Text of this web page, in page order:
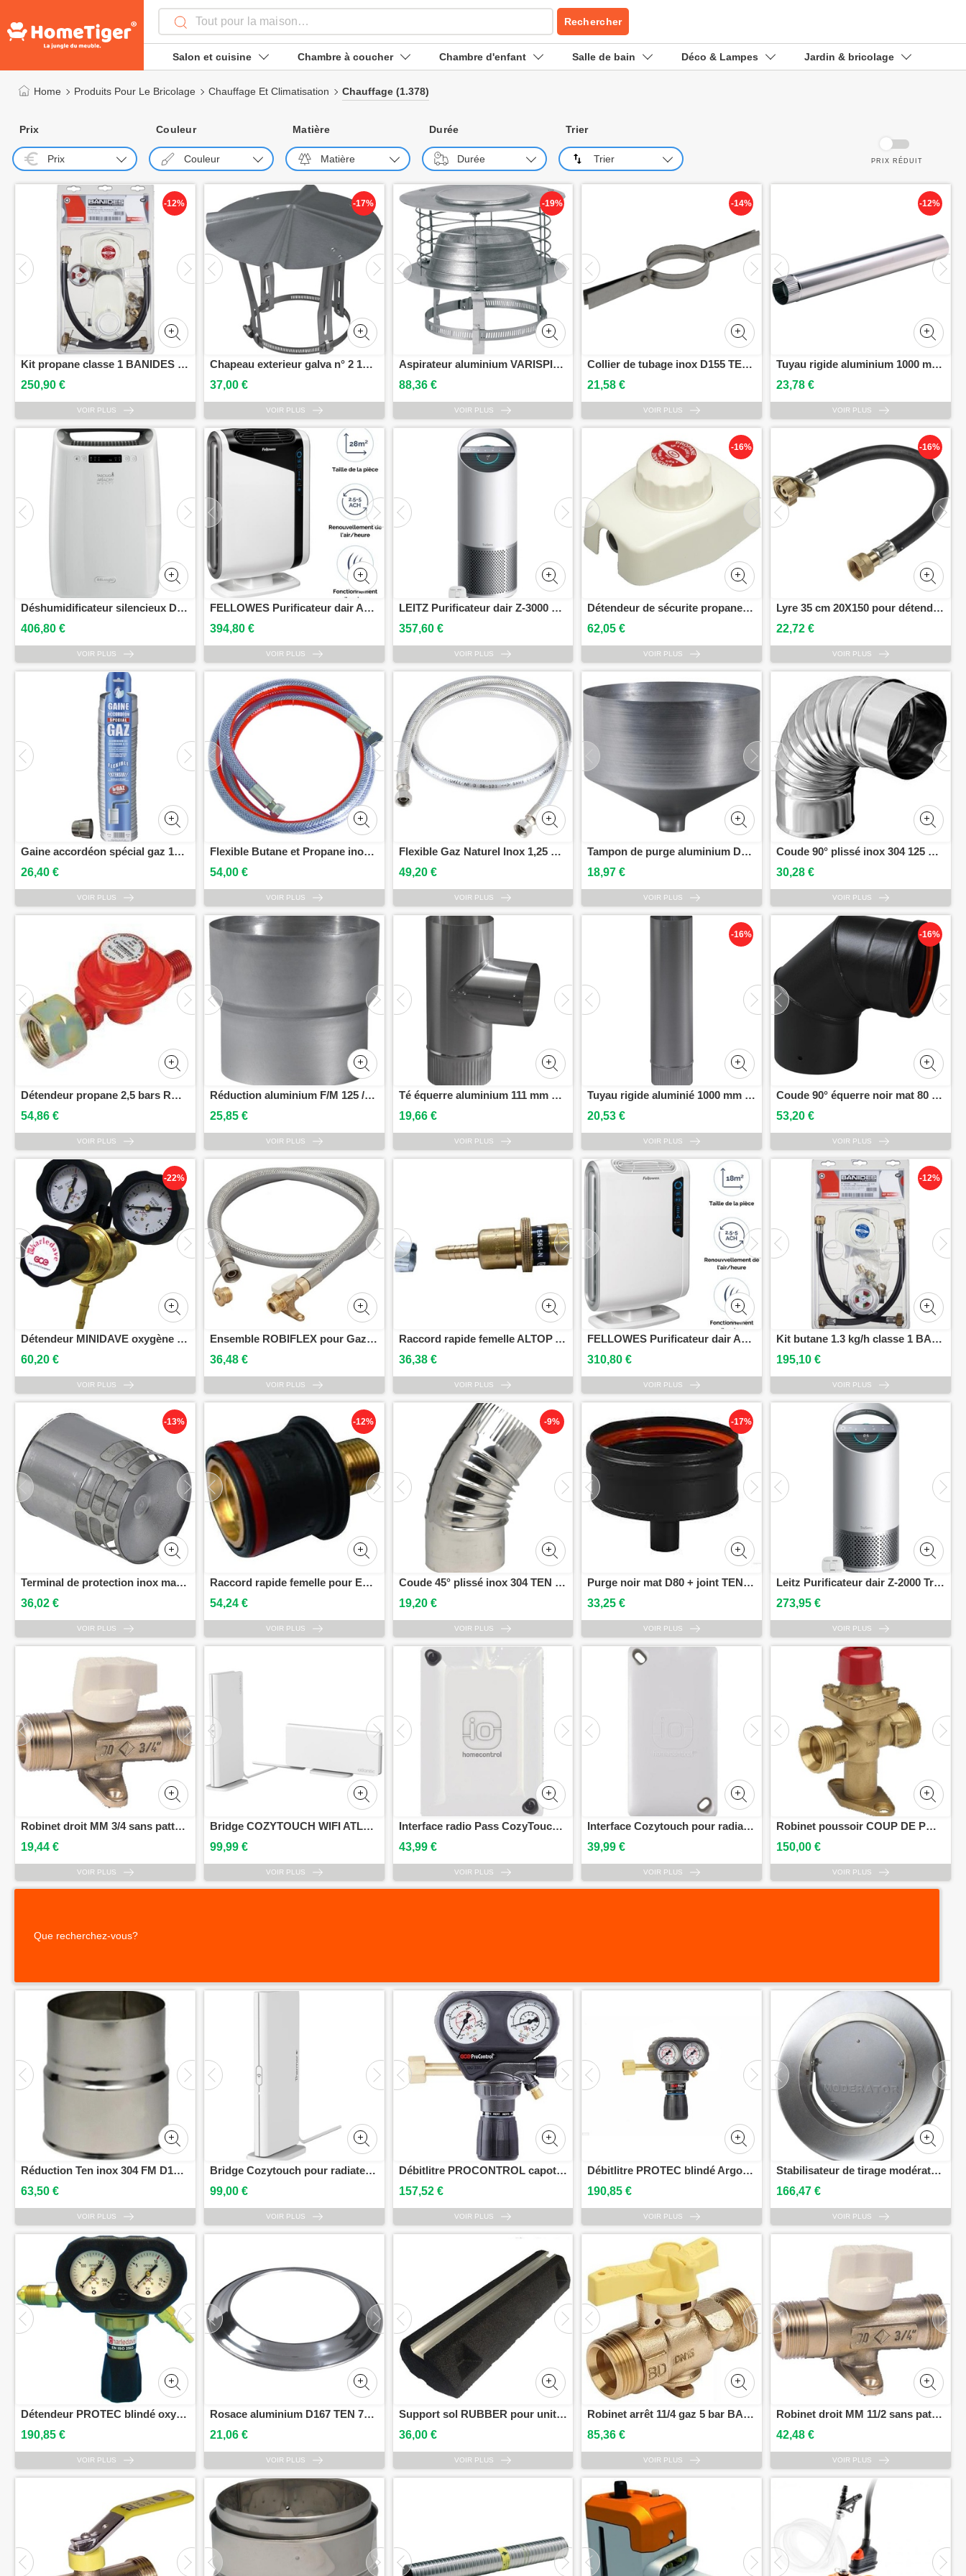
Rechercher
Salon et cuisine Chambre à coucher Chambre d'enfant Salle de bain Déco & Lampes Jardin & bricolage
Home Produits Pour Le Bricolage Chauffage Et Climatisation Chauffage (1.378)
Prix
Prix
Couleur
Couleur
Matière
Matière
Durée
Durée
Trier
Trier PRIX ​​RÉDUIT
-12%
Kit propane classe 1 BANIDES B146600
250,90 €
VOIR PLUS
-17%
Chapeau exterieur galva n° 2 125/139 TEN 570002
37,00 €
VOIR PLUS
-19%
Aspirateur aluminium VARISPIR D flexible 110/125 D rigide 111/139 TEN 401002
88,36 €
VOIR PLUS
-14%
Collier de tubage inox D155 TEN 66155
21,58 €
VOIR PLUS
-12%
Tuyau rigide aluminium 1000 mm D111 TEN 901111
23,78 €
VOIR PLUS
Déshumidificateur silencieux DEXD 214 RF DeLonghi
406,80 €
VOIR PLUS
FELLOWES Purificateur dair AeraMax DX95 pour pièce 28 - 42 m²
394,80 €
VOIR PLUS
LEITZ Purificateur dair Z-3000 TruSens pour pièce 70 m²
357,60 €
VOIR PLUS
-16%
Détendeur de sécurite propane récipient 3kg 37 mbar BANIDES B147703
62,05 €
VOIR PLUS
-16%
Lyre 35 cm 20X150 pour détendeur gaz BANIDES B88600
22,72 €
VOIR PLUS
Gaine accordéon spécial gaz 125/131 mm +raccord TEN 15125
26,40 €
VOIR PLUS
Flexible Butane et Propane inox 1m50 GARIS F02BPIXL150
54,00 €
VOIR PLUS
Flexible Gaz Naturel Inox 1,25 m GARIS F02GNIXL125
49,20 €
VOIR PLUS
Tampon de purge aluminium D111 mm TEN 900111
18,97 €
VOIR PLUS
Coude 90° plissé inox 304 125 mm TEN - 362125
30,28 €
VOIR PLUS
Détendeur propane 2,5 bars ROTHENBERGER 30925
54,86 €
VOIR PLUS
Réduction aluminium F/M 125 /83 TEN 592583
25,85 €
VOIR PLUS
Té équerre aluminium 111 mm TEN 694111
19,66 €
VOIR PLUS
-16%
Tuyau rigide aluminié 1000 mm D111 TEN 701111
20,53 €
VOIR PLUS
-16%
Coude 90° équerre noir mat 80 TEN 342429
53,20 €
VOIR PLUS
-22%
Détendeur MINIDAVE oxygène GCE CHARLEDAVE 0760548
60,20 €
VOIR PLUS
Ensemble ROBIFLEX pour Gaz Naturel 1/2 (ROAI+ flexible + bouchon) 1 m 50 BANIDES 239105
36,48 €
VOIR PLUS
Raccord rapide femelle ALTOP ALBEE EXELTOP argon AIR LIQUIDE 183279
36,38 €
VOIR PLUS
FELLOWES Purificateur dair AeraMax DX55 pour pièce 18 - 28 m²
310,80 €
VOIR PLUS
-12%
Kit butane 1.3 kg/h classe 1 BANIDES B127450
195,10 €
VOIR PLUS
-13%
Terminal de protection inox male 80 mm TEN 275001
36,02 €
VOIR PLUS
-12%
Raccord rapide femelle pour EXELTOP acétalyne AIR LIQUIDE 169947
54,24 €
VOIR PLUS
-9%
Coude 45° plissé inox 304 TEN - 364153
19,20 €
VOIR PLUS
-17%
Purge noir mat D80 + joint TEN 340049
33,25 €
VOIR PLUS
Leitz Purificateur dair Z-2000 TruSens pour pièce 35 m² - Blanc argenté
273,95 €
VOIR PLUS
Robinet droit MM 3/4 sans pattes BANIDES 22917015
19,44 €
VOIR PLUS
Que recherchez-vous?
Bridge COZYTOUCH WIFI ATLANTIC 500109
99,99 €
VOIR PLUS
Interface radio Pass CozyTouch Io-Homecontrol ATLANTIC 602251
43,99 €
VOIR PLUS
Interface Cozytouch pour radiateur THERMOR 450251
39,99 €
VOIR PLUS
Robinet poussoir COUP DE POING double mâle 3/4 calibre 15 BANIDES 2905015
150,00 €
VOIR PLUS
Réduction Ten inox 304 FM D180/125 - 618025
63,50 €
VOIR PLUS
Bridge Cozytouch pour radiateur WIFI THERMOR 400991
99,00 €
VOIR PLUS
Débitlitre PROCONTROL capoté Argon 30 L GCE CHARLEDAVE PCA101830S
157,52 €
VOIR PLUS
Débitlitre PROTEC blindé Argon GCE CHARLEDAVE 0780837
190,85 €
VOIR PLUS
Stabilisateur de tirage modérator B.3 acier pour conduits de fumée THERMADOR SB3
166,47 €
VOIR PLUS
Détendeur PROTEC blindé oxygène GCE CHARLEDAVE 0780819
190,85 €
VOIR PLUS
Rosace aluminium D167 TEN 790167
21,06 €
VOIR PLUS
Support sol RUBBER pour unité extérieure 550mm 440 KG la paire 13MCD/RB600
36,00 €
VOIR PLUS
Robinet arrêt 11/4 gaz 5 bar BANIDES 29014025
85,36 €
VOIR PLUS
Robinet droit MM 11/2 sans pattes BANIDES 22917025
42,48 €
VOIR PLUS